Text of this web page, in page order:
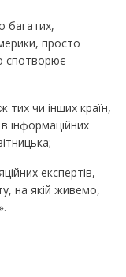
багатих,
просто
спотворює
тих чи інших країн,
інформаційних
експертів,
на якій живемо,